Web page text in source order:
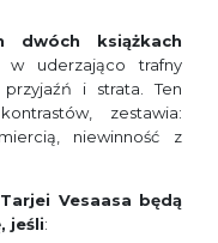
dwóch książkach
w uderzająco trafny
i strata. Ten
zestawia:
niewinność z
Vesaasa będą
jeśli: